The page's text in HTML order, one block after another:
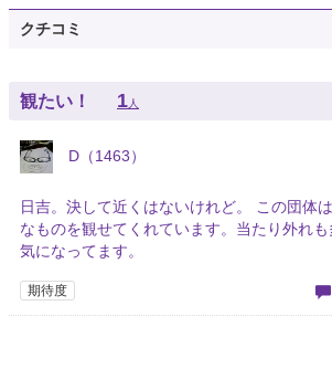
クチコミ
観たい！ 1人
D（1463）
日吉。決して近くはないけれど。 この団体
なものを観せてくれています。当たり外れも
気になってます。
期待度